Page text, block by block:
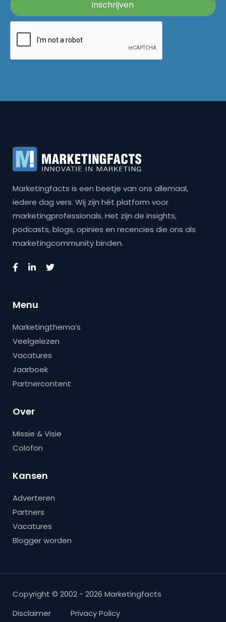
Marketingfacts is een beetje van ons allemaal,
iedere dag vers. Wij zijn hét platform voor
marketingprofessionals. Het zijn de insights,
podcasts, blogs, opinies en recencies die ons als
marketingcommunity binden.
Menu
Marketingthema’s
Veelgelezen
Vacatures
Jaarboek
Partnercontent
Over
Missie & Visie
Colofon
Kansen
Adverteren
Partners
Vacatures
Blogger worden
Copyright © 2002 - 2026 Marketingfacts
Disclaimer
Privacy Policy